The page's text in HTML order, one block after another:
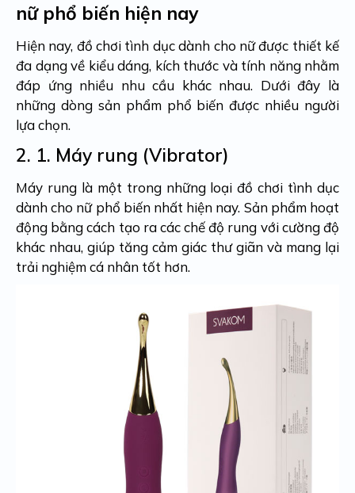
nữ phổ biến hiện nay
Hiện nay, đồ chơi tình dục dành cho nữ được thiết kế
đa dạng về kiểu dáng, kích thước và tính năng nhằm
đáp ứng nhiều nhu cầu khác nhau. Dưới đây là
những dòng sản phẩm phổ biến được nhiều người
lựa chọn.
2. 1. Máy rung (Vibrator)
Máy rung là một trong những loại đồ chơi tình dục
dành cho nữ phổ biến nhất hiện nay. Sản phẩm hoạt
động bằng cách tạo ra các chế độ rung với cường độ
khác nhau, giúp tăng cảm giác thư giãn và mang lại
trải nghiệm cá nhân tốt hơn.